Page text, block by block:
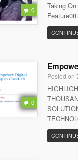
0
Taking
0
Posted on